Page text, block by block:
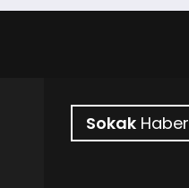
SokakHaber